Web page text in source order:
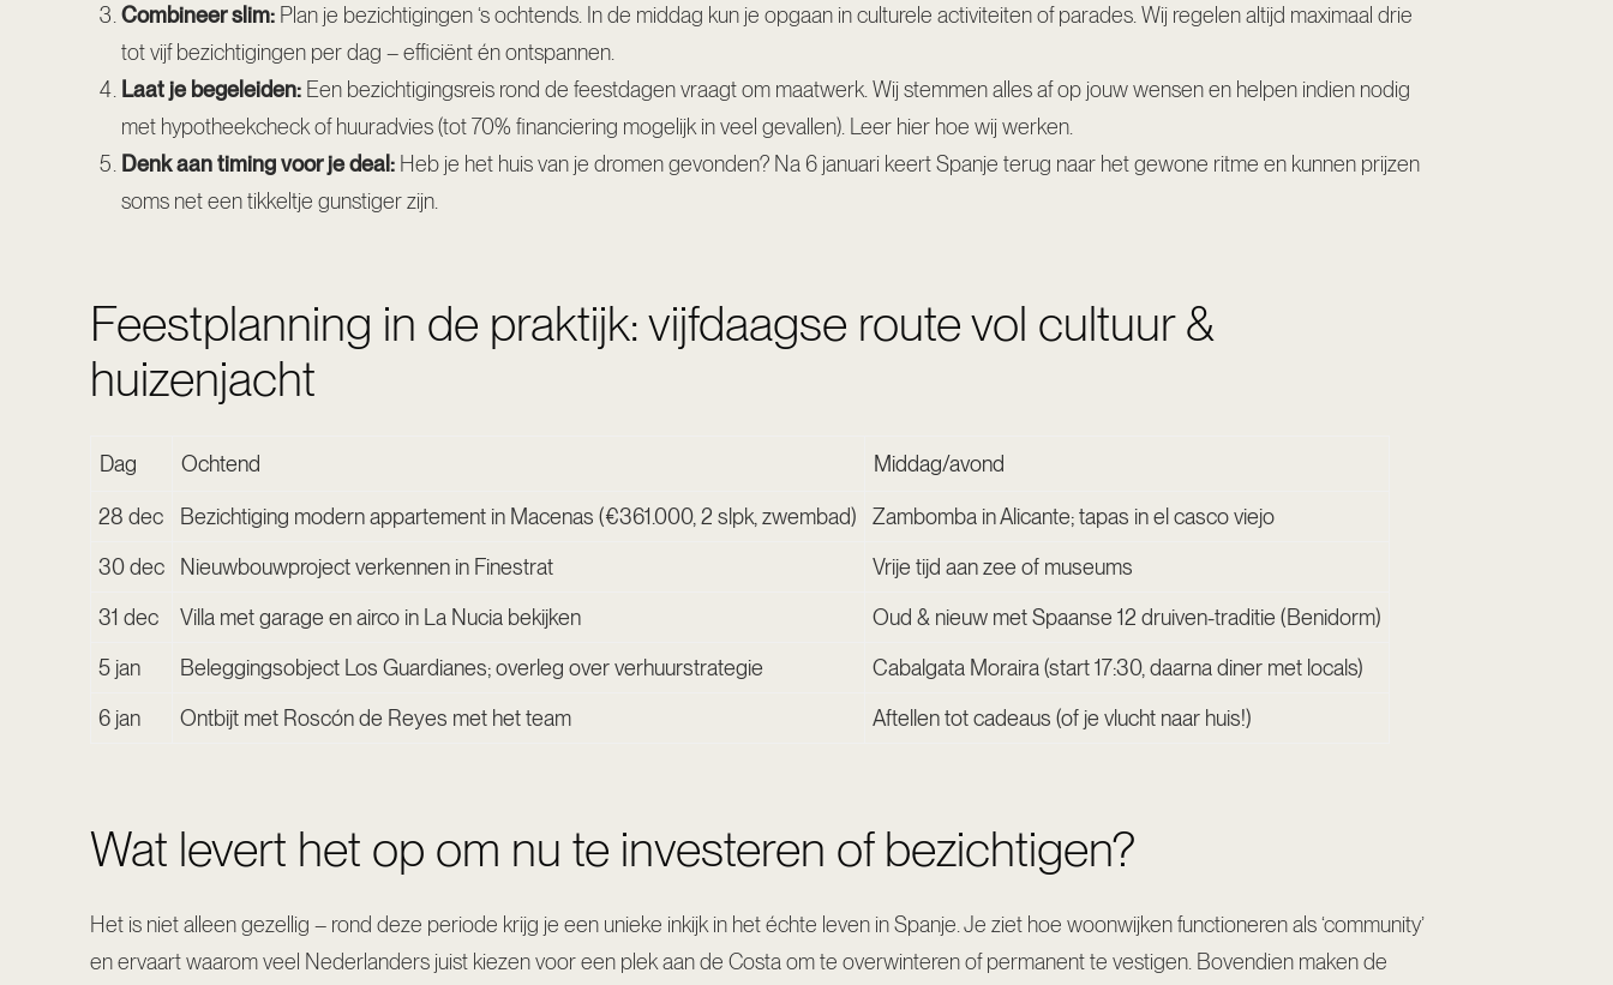
Combineer slim:Plan je bezichtigingen ‘s ochtends. In de middag kun je opgaan in culturele activiteiten of parades. Wij regelen altijd maximaal drie
tot vijf bezichtigingen per dag – efficiënt én ontspannen.
Laat je begeleiden:Een bezichtigingsreis rond de feestdagen vraagt om maatwerk. Wij stemmen alles af op jouw wensen en helpen indien nodig
met hypotheekcheck of huuradvies (tot 70% financiering mogelijk in veel gevallen). Leer hier hoe wij werken.
Denk aan timing voor je deal:Heb je het huis van je dromen gevonden? Na 6 januari keert Spanje terug naar het gewone ritme en kunnen prijzen
soms net een tikkeltje gunstiger zijn.
Feestplanning in de praktijk: vijfdaagse route vol cultuur &
huizenjacht
Dag Ochtend Middag/avond
28 dec Bezichtiging modern appartement in Macenas (€361.000, 2 slpk, zwembad)
Zambomba in Alicante; tapas in el casco viejo
30 dec
Nieuwbouwproject verkennen in Finestrat
Vrije tijd aan zee of museums
31 dec
Villa met garage en airco in La Nucia bekijken
Oud & nieuw met Spaanse 12 druiven-traditie (Benidorm)
5 jan
Beleggingsobject Los Guardianes; overleg over verhuurstrategie
Cabalgata Moraira (start 17:30, daarna diner met locals)
6 jan
Ontbijt met Roscón de Reyes met het team Aftellen tot cadeaus (of je vlucht naar huis!)
Wat levert het op om nu te investeren of bezichtigen?
Het is niet alleen gezellig – rond deze periode krijg je een unieke inkijk in het échte leven in Spanje. Je ziet hoe woonwijken functioneren als ‘community’
en ervaart waarom veel Nederlanders juist kiezen voor een plek aan de Costa om te overwinteren of permanent te vestigen. Bovendien maken de